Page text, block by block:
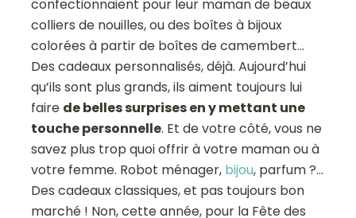
confectionnaient pour leur maman de beaux
colliers de nouilles, ou des boîtes à bijoux
colorées à partir de boîtes de camembert…
Des cadeaux personnalisés, déjà. Aujourd’hui
qu’ils sont plus grands, ils aiment toujours lui
faire de belles surprises en y mettant une
touche personnelle. Et de votre côté, vous ne
savez plus trop quoi offrir à votre maman ou à
votre femme. Robot ménager, bijou, parfum ?…
Des cadeaux classiques, et pas toujours bon
marché ! Non, cette année, pour la Fête des